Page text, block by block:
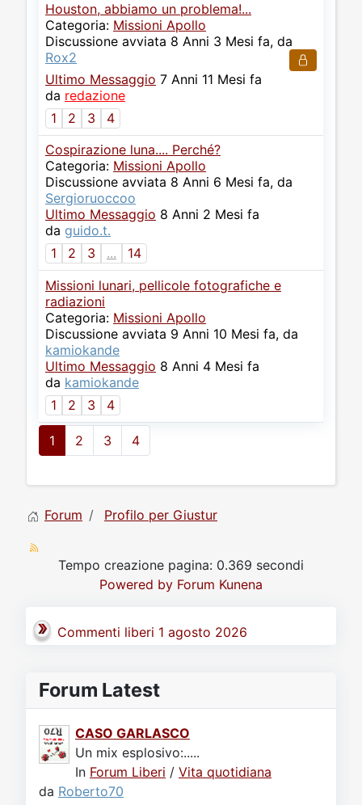
Houston, abbiamo un problema!...
Categoria: Missioni Apollo
Discussione avviata 8 Anni 3 Mesi fa, da
Rox2
Ultimo Messaggio 7 Anni 11 Mesi fa
da redazione
1
2 3
4
Cospirazione luna.... Perché?
Categoria: Missioni Apollo
Discussione avviata 8 Anni 6 Mesi fa, da
Sergioruoccoo
Ultimo Messaggio 8 Anni 2 Mesi fa
da guido.t.
1
2 3 ...
14
Missioni lunari, pellicole fotografiche e
radiazioni
Categoria: Missioni Apollo
Discussione avviata 9 Anni 10 Mesi fa, da
kamiokande
Ultimo Messaggio 8 Anni 4 Mesi fa
da kamiokande
1
2 3 4
1 2 3 4
Forum Profilo per Giustur
Tempo creazione pagina: 0.369 secondi
Powered by Forum Kunena
Commenti liberi 1 agosto 2026
Forum Latest
CASO GARLASCO
Un mix esplosivo:.....
In Forum Liberi / Vita quotidiana
da Roberto70